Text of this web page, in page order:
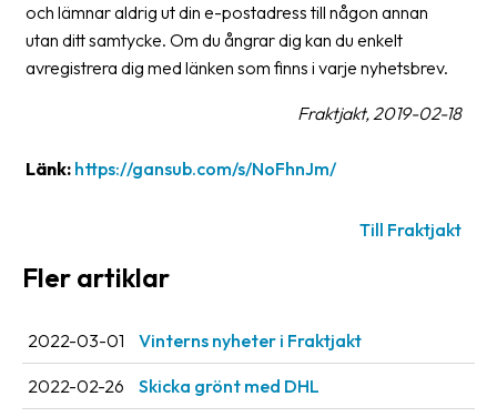
Jobb
&
karriär
Kontakta
oss
Allmänna
Integritet
Förbjudet
och lämnar aldrig ut din e-postadress till någon annan
utan ditt samtycke. Om du ångrar dig kan du enkelt
avregistrera dig med länken som finns i varje nyhetsbrev.
Fraktjakt, 2019-02-18
Länk: https://gansub.com/s/NoFhnJm/
Till Fraktjakt
Fler artiklar
2022-03-01 Vinterns nyheter i Fraktjakt
2022-02-26 Skicka grönt med DHL